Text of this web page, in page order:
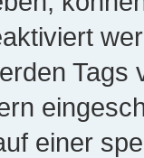
Tags
einer